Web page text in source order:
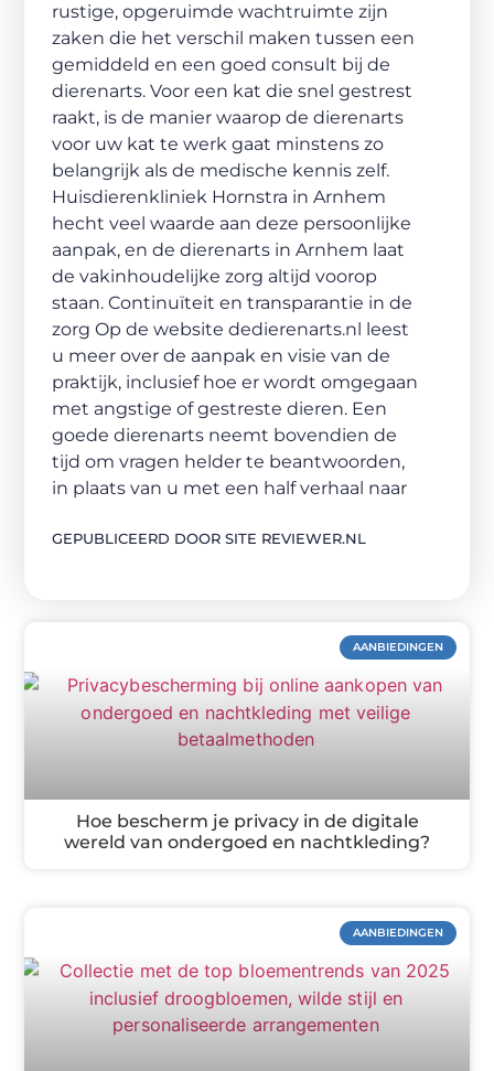
rustige, opgeruimde wachtruimte zijn
zaken die het verschil maken tussen een
gemiddeld en een goed consult bij de
dierenarts. Voor een kat die snel gestrest
raakt, is de manier waarop de dierenarts
voor uw kat te werk gaat minstens zo
belangrijk als de medische kennis zelf.
Huisdierenkliniek Hornstra in Arnhem
hecht veel waarde aan deze persoonlijke
aanpak, en de dierenarts in Arnhem laat
de vakinhoudelijke zorg altijd voorop
staan. Continuïteit en transparantie in de
zorg Op de website dedierenarts.nl leest
u meer over de aanpak en visie van de
praktijk, inclusief hoe er wordt omgegaan
met angstige of gestreste dieren. Een
goede dierenarts neemt bovendien de
tijd om vragen helder te beantwoorden,
in plaats van u met een half verhaal naar
GEPUBLICEERD DOOR SITE REVIEWER.NL
AANBIEDINGEN
Hoe bescherm je privacy in de digitale
wereld van ondergoed en nachtkleding?
AANBIEDINGEN